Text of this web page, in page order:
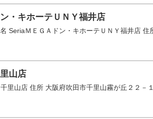
・キホーテＵＮＹ福井店
SeriaＭＥＧＡドン・キホーテＵＮＹ福井店
山店
里山店 住所 大阪府吹田市千里山霧が丘２２